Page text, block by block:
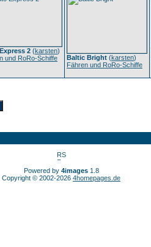
2 (karsten)
und RoRo-Schiffe
Baltic Bright (karsten)
Fähren und RoRo-Schiffe
Powered by 4images1.8
Copyright © 2002-2026 4homepages.de